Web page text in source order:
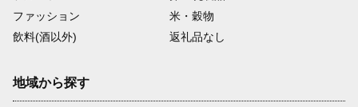
ファッション
米・穀物
飲料(酒以外)
返礼品なし
地域から探す